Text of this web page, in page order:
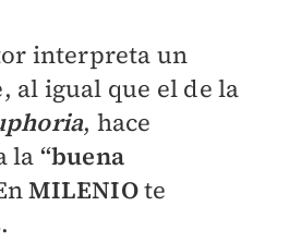
interpreta un
al igual que el de la
, hace
la “buena
MILENIOte